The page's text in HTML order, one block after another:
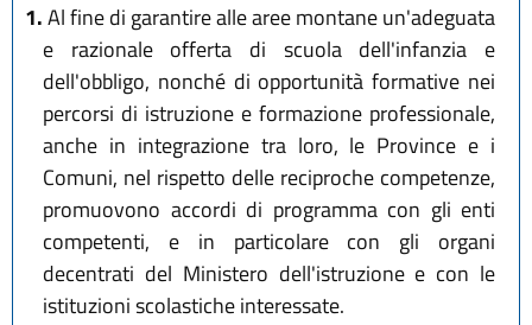
1.Al fine di garantire alle aree montane un'adeguata
e razionale offerta di scuola dell'infanzia e
dell'obbligo, nonché di opportunità formative nei
percorsi di istruzione e formazione professionale,
anche in integrazione tra loro, le Province e i
Comuni, nel rispetto delle reciproche competenze,
promuovono accordi di programma con gli enti
competenti, e in particolare con gli organi
decentrati del Ministero dell'istruzione e con le
istituzioni scolastiche interessate.